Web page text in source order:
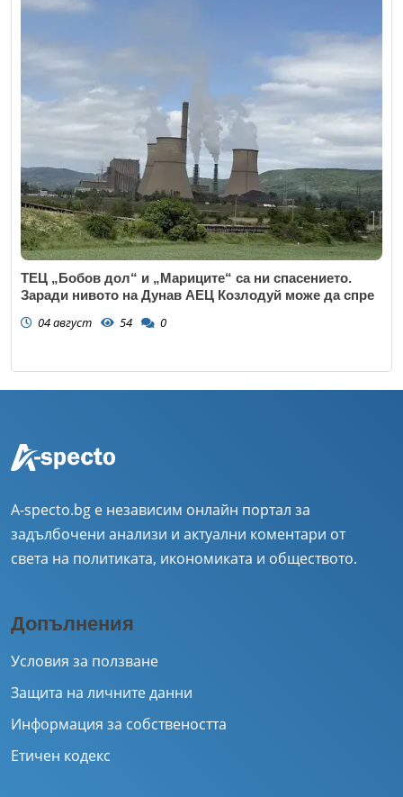
ТЕЦ „Бобов дол“ и „Мариците“ са ни спасението.
Заради нивото на Дунав АЕЦ Козлодуй може да спре
04 август 54 0
A-specto.bg е независим онлайн портал за
задълбочени анализи и актуални коментари от
света на политиката, икономиката и обществото.
Допълнения
Условия за ползване
Защита на личните данни
Информация за собствеността
Етичен кодекс